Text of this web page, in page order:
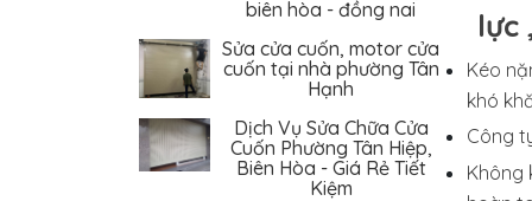
lực
Kéo
khó
Công
Không
Sửa cửa cuốn, motor cửa
cuốn tại nhà phường Tân
Hạnh
Dịch Vụ Sửa Chữa Cửa
Cuốn Phường Tân Hiệp,
Biên Hòa - Giá Rẻ Tiết
Kiệm